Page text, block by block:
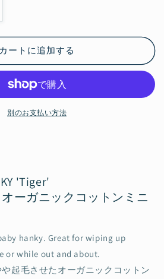
カートに追加する
別のお支払い方法
'Tiger'
ーガニックコットンミニ
hanky. Great for wiping up
or while out and about.
起毛させたオーガニックコットン